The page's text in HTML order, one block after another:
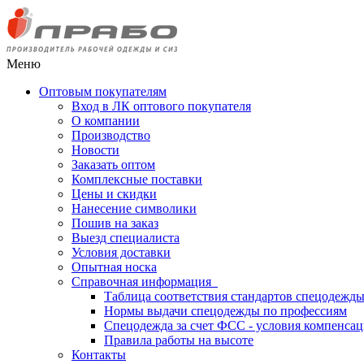
Меню
Оптовым покупателям
Вход в ЛК оптового покупателя
О компании
Производство
Новости
Заказать оптом
Комплексные поставки
Цены и скидки
Нанесение символики
Пошив на заказ
Выезд специалиста
Условия доставки
Опытная носка
Справочная информация
Таблица соответствия стандартов спецодежды
Нормы выдачи спецодежды по профессиям
Спецодежда за счет ФСС - условия
Правила работы на высоте
Контакты